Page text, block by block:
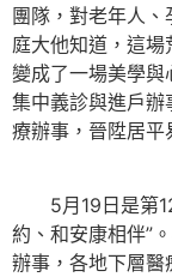
團隊，對老年人、
庭大他知道，這場
變成了一場美學與
集中義診與進戶
療辦事，晉陞居平
5月19日是第12
約、和安康相伴”
辦事，各地下層醫